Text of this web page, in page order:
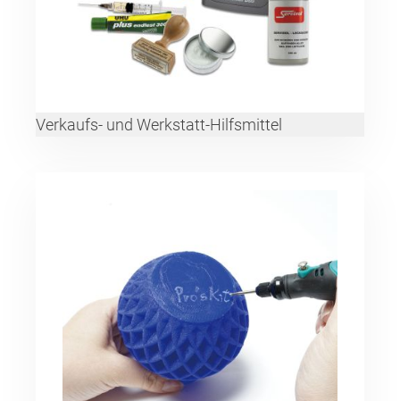
Verkaufs- und Werkstatt-Hilfsmittel